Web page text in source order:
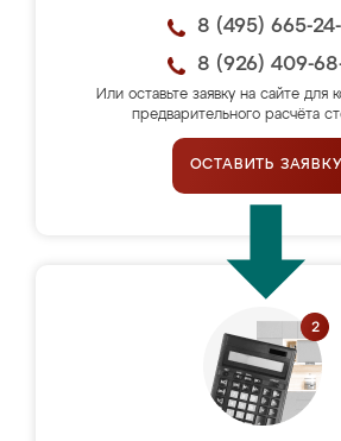
8 (495) 665-
8 (926) 409-
Или оставьте заявку на сайте для
предварительного расчёта
ОСТАВИТЬ ЗАЯВКУ